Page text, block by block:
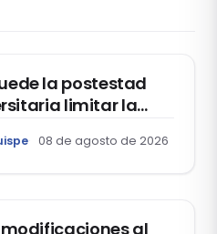
la postestad
limitar la
de los
08 de agosto de 2026
al